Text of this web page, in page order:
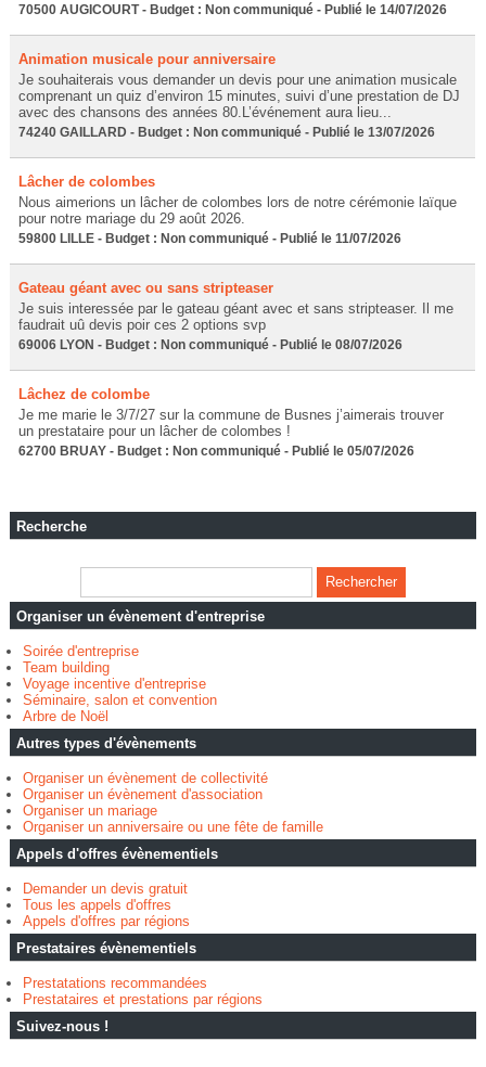
70500 AUGICOURT - Budget : Non communiqué - Publié le 14/07/2026
Animation musicale pour anniversaire
Je souhaiterais vous demander un devis pour une animation musicale
comprenant un quiz d’environ 15 minutes, suivi d’une prestation de DJ
avec des chansons des années 80.L’événement aura lieu...
74240 GAILLARD - Budget : Non communiqué - Publié le 13/07/2026
Lâcher de colombes
Nous aimerions un lâcher de colombes lors de notre cérémonie laïque
pour notre mariage du 29 août 2026.
59800 LILLE - Budget : Non communiqué - Publié le 11/07/2026
Gateau géant avec ou sans stripteaser
Je suis interessée par le gateau géant avec et sans stripteaser. Il me
faudrait uû devis poir ces 2 options svp
69006 LYON - Budget : Non communiqué - Publié le 08/07/2026
Lâchez de colombe
Je me marie le 3/7/27 sur la commune de Busnes j’aimerais trouver
un prestataire pour un lâcher de colombes !
62700 BRUAY - Budget : Non communiqué - Publié le 05/07/2026
Recherche
Organiser un évènement d'entreprise
Soirée d'entreprise
Team building
Voyage incentive d'entreprise
Séminaire, salon et convention
Arbre de Noël
Autres types d'évènements
Organiser un évènement de collectivité
Organiser un évènement d'association
Organiser un mariage
Organiser un anniversaire ou une fête de famille
Appels d'offres évènementiels
Demander un devis gratuit
Tous les appels d'offres
Appels d'offres par régions
Prestataires évènementiels
Prestatations recommandées
Prestataires et prestations par régions
Suivez-nous !